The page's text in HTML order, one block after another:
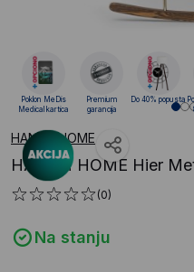
HANAH HOME
HANAH HOME Hier
(0)
Na stanju
Poklon MeDis
Medical kartica
Premium
garancija
Do 40% popusta